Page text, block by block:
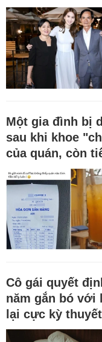
Một gia đình bị
sau khi khoe
của quán, còn
Cô gái quyết
năm gắn bó
lại cực kỳ